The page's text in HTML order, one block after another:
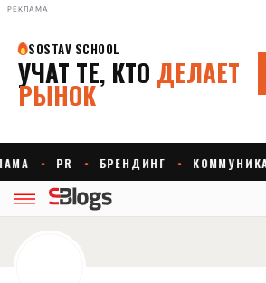
РЕКЛАМА